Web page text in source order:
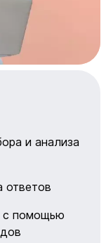
и анализа
ответов
с помощью